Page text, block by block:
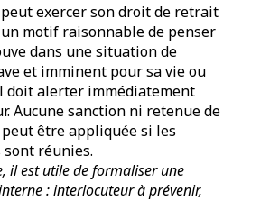
exercer son droit de retrait
un motif raisonnable de penser
dans une situation de
et imminent pour sa vie ou
doit alerter immédiatement
Aucune sanction ni retenue de
être appliquée si les
réunies.
il est utile de formaliser une
: interlocuteur à prévenir,